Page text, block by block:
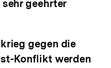
geehrter
gegen die
Konflikt werden